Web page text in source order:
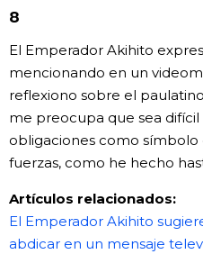
8
El Emperador Akihito
mencionando en un
reflexiono sobre el
me preocupa que sea
obligaciones como símbolo
fuerzas, como he hecho
Artículos relacionados:
El Emperador Akihito
abdicar en un mensaje